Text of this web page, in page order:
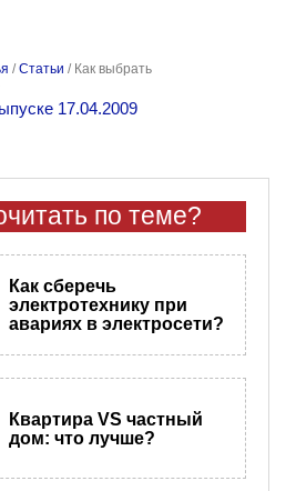
/Статьи / Как выбрать
17.04.2009
по теме?
Как сберечь
электротехнику при
авариях в электросети?
Квартира VS частный
дом: что лучше?